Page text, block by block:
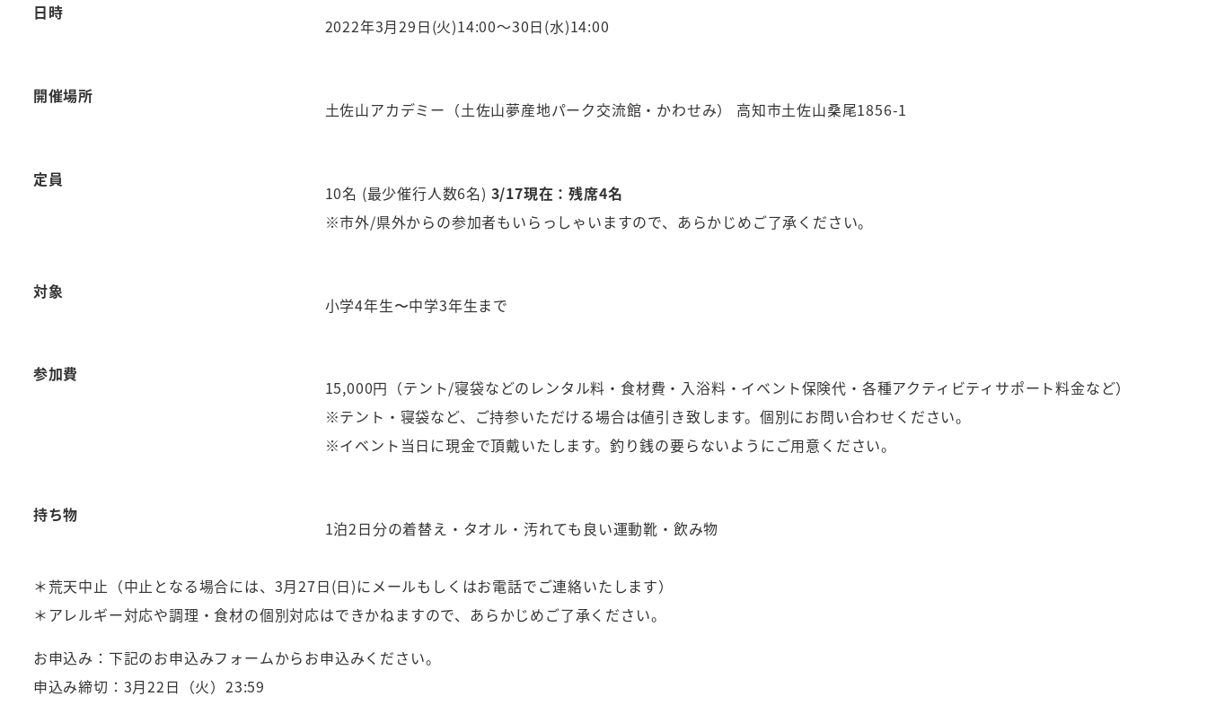
日時
2022年3月29日(火)14:00～30日(水)14:00
開催場所
土佐山アカデミー（土佐山夢産地パーク交流館・かわせみ） 高知市土佐山桑尾1856-1
定員
10名 (最少催行人数6名) 3/17現在：残席4名
※市外/県外からの参加者もいらっしゃいますので、あらかじめご了承ください。
対象
小学4年生〜中学3年生まで
参加費
15,000円（テント/寝袋などのレンタル料・食材費・入浴料・イベント保険代・各種アクティビティサポート料金など）
※テント・寝袋など、ご持参いただける場合は値引き致します。個別にお問い合わせください。
※イベント当日に現金で頂戴いたします。釣り銭の要らないようにご用意ください。
持ち物
1泊2日分の着替え・タオル・汚れても良い運動靴・飲み物
＊荒天中止（中止となる場合には、3月27日(日)にメールもしくはお電話でご連絡いたします）
＊アレルギー対応や調理・食材の個別対応はできかねますので、あらかじめご了承ください。
お申込み：下記のお申込みフォームからお申込みください。
申込み締切：3月22日（火）23:59